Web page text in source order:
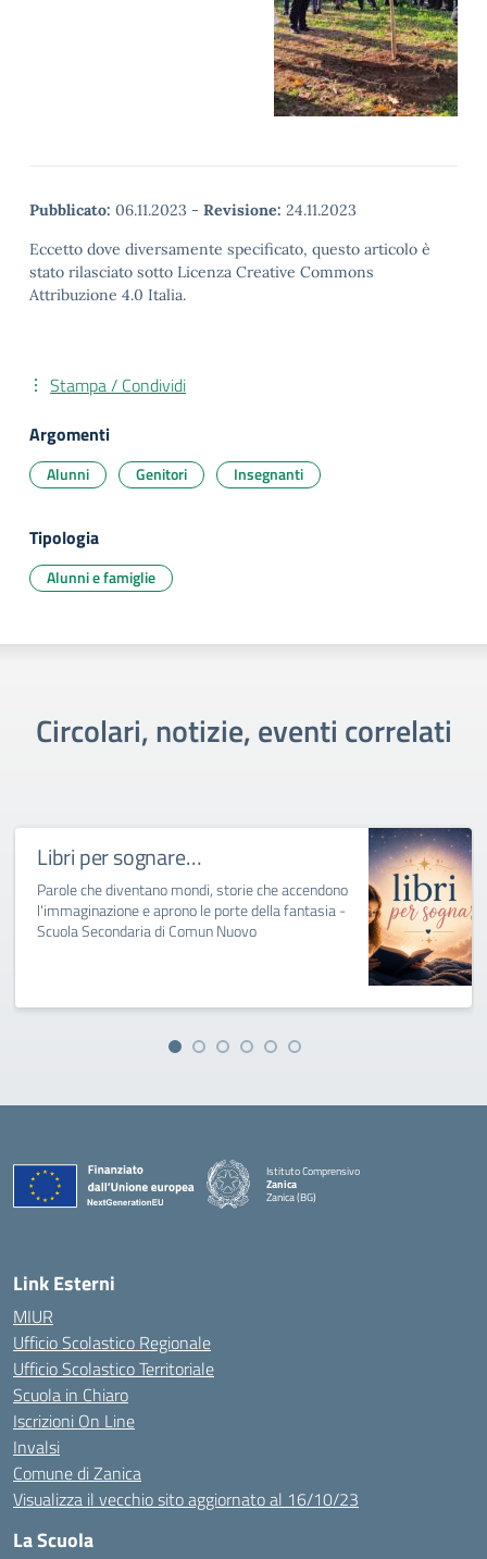
Pubblicato: 06.11.2023 - Revisione: 24.11.2023
Eccetto dove diversamente specificato, questo articolo è
stato rilasciato sotto Licenza Creative Commons
Attribuzione 4.0 Italia.
Stampa / Condividi
Argomenti
Alunni Genitori Insegnanti
Tipologia
Alunni e famiglie
Circolari, notizie, eventi correlati
Libri per sognare…
Parole che diventano mondi, storie che accendono
l'immaginazione e aprono le porte della fantasia -
Scuola Secondaria di Comun Nuovo
Istituto Comprensivo
Zanica
Zanica (BG)
Link Esterni
MIUR
Ufficio Scolastico Regionale
Ufficio Scolastico Territoriale
Scuola in Chiaro
Iscrizioni On Line
Invalsi
Comune di Zanica
Visualizza il vecchio sito aggiornato al 16/10/23
La Scuola